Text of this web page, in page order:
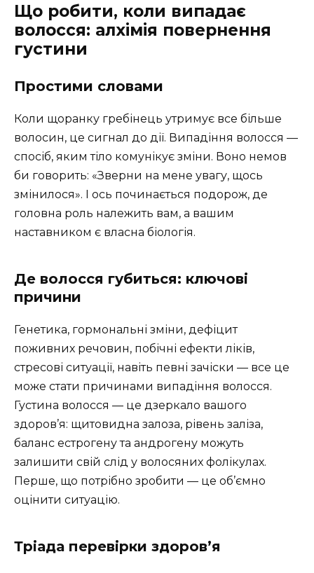
Що робити, коли випадає
волосся: алхімія повернення
густини
Простими словами
Коли щоранку гребінець утримує все більше
волосин, це сигнал до дії. Випадіння волосся —
спосіб, яким тіло комунікує зміни. Воно немов
би говорить: «Зверни на мене увагу, щось
змінилося». І ось починається подорож, де
головна роль належить вам, а вашим
наставником є власна біологія.
Де волосся губиться: ключові
причини
Генетика, гормональні зміни, дефіцит
поживних речовин, побічні ефекти ліків,
стресові ситуації, навіть певні зачіски — все це
може стати причинами випадіння волосся.
Густина волосся — це дзеркало вашого
здоров’я: щитовидна залоза, рівень заліза,
баланс естрогену та андрогену можуть
залишити свій слід у волосяних фолікулах.
Перше, що потрібно зробити — це об’ємно
оцінити ситуацію.
Тріада перевірки здоров’я